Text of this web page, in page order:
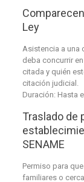
Ley
Asistencia a una
deba concurrir
citada y quién
citación judicial.
Duración: Hasta
Traslado de
SENAME
Permiso para
familiares o